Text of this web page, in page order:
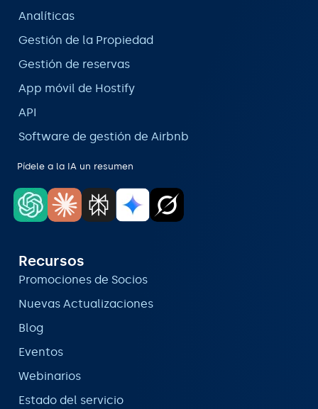
Analíticas
Gestión de la Propiedad
Gestión de reservas
App móvil de Hostify
API
Software de gestión de Airbnb
Pídele a la IA un resumen
Recursos
Promociones de Socios
Nuevas Actualizaciones
Blog
Eventos
Webinarios
Estado del servicio